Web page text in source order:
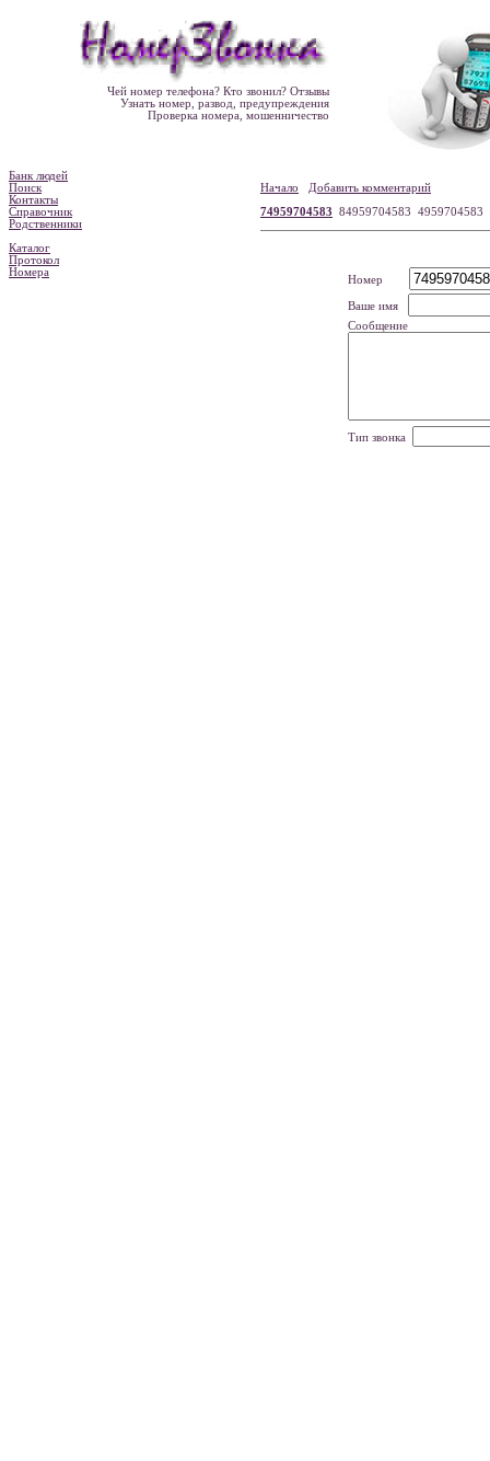
Чей номер телефона? Кто звонил? Отзывы
Узнать номер, развод, предупреждения
Проверка номера, мошенничество
Банк людей
Поиск
Контакты
Справочник
Родственники
Каталог
Протокол
Номера
Начало
Добавить комментарий
74959704583 84959704583 4959704583
Номер
Ваше имя
Сообщение
Тип звонка